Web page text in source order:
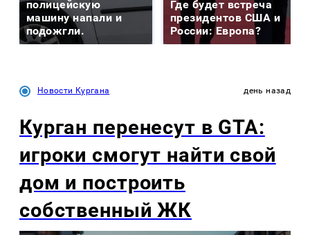
полицейскую
машину напали и
подожгли.
Где будет встреча
президентов США и
России: Европа?
Новости Кургана день назад
Курган перенесут в GTA:
игроки смогут найти свой
дом и построить
собственный ЖК